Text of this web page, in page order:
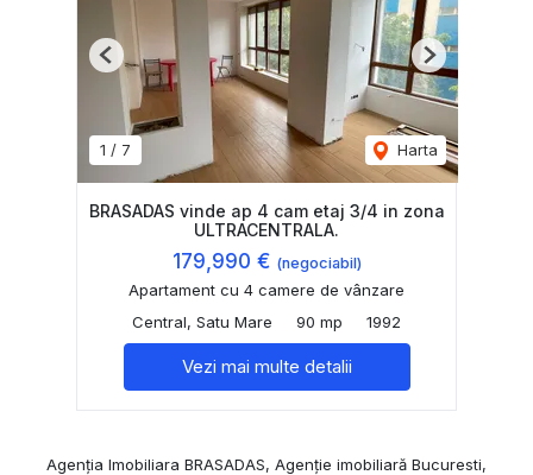
1 / 7 Harta
Previous Next
BRASADAS vinde ap 4 cam etaj 3/4 in zona
ULTRACENTRALA.
179,990 € (negociabil)
Apartament cu 4 camere de vânzare
Central, Satu Mare
90 mp 1992
Vezi mai multe detalii
Agenția Imobiliara BRASADAS, Agenție imobiliară Bucuresti,